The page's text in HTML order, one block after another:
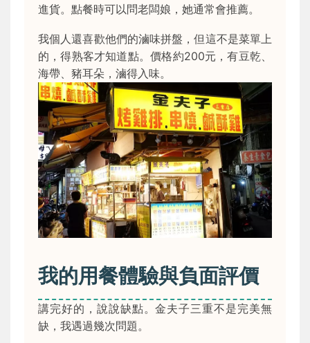
進貨。點餐時可以問老闆娘，她通常會推薦。
我個人還喜歡他們的滷味拼盤，但這不是菜單上
的，得熟客才知道點。價格約200元，有豆乾、
海帶、豬耳朵，滷得入味。
我的用餐體驗與負面評價
講完好的，說說缺點。金夫子三重不是完美無
缺，我遇過幾次問題。